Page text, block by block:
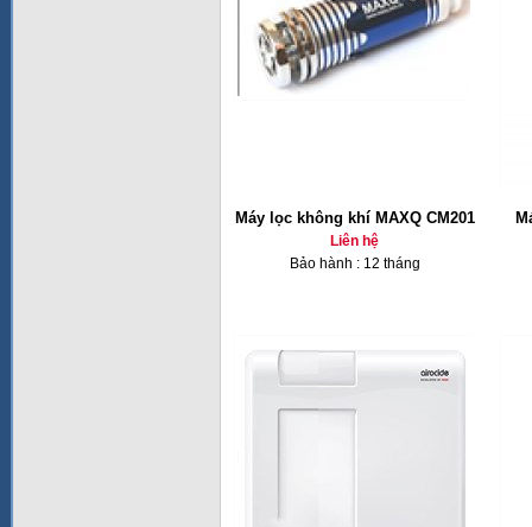
Máy lọc không khí MAXQ CM201
Liên hệ
Bảo hành : 12 tháng